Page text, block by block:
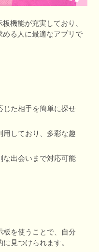
機能が充実しており、
る人に最適なアプリで
じた相手を簡単に探せ
用しており、多彩な趣
な出会いまで対応可能
板を使うことで、自分
見つけられます。